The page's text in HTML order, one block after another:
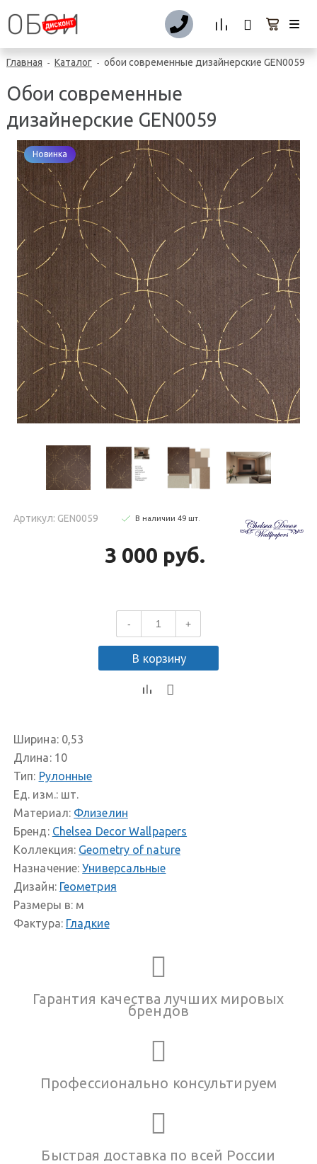
Главная - Каталог - обои современные дизайнерские GEN0059
Обои современные
дизайнерские GEN0059
Новинка
Артикул: GEN0059 В наличии 49 шт
3 000 руб.
- +
В корзину
Ширина:0,53
Длина:10
Тип: Рулонные
Ед. изм.:шт.
Материал: Флизелин
Бренд: Chelsea Decor Wallpapers
Коллекция: Geometry of nature
Назначение: Универсальные
Дизайн: Геометрия
Размеры в: м
Фактура: Гладкие
Гарантия качества лучших мировых
брендов
Профессионально консультируем
Быстрая доставка по всей России